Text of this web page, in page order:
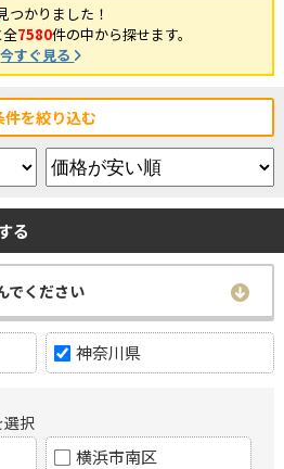
つかりました！
7580件の中から探せます。
今すぐ見る
件を絞り込む
る
でください
神奈川県
択
横浜市南区